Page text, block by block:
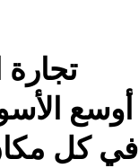
أوسع
في كل